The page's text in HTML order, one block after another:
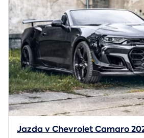
Jazda v Chevrolet Camaro